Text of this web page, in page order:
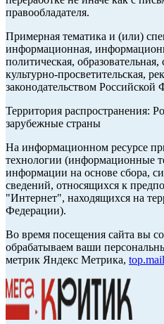
правообладателя.
Примерная тематика и (или)
информационная,
политическая, образовательная,
культурно-просветительская,
законодательством Российской
Территория распространения:
зарубежные страны
На информационном ресурсе
технологии (информационные
информации на основе сбора,
сведений, относящихся к
"Интернет", находящихся на
Федерации).
Во время посещения сайта вы
обрабатываем ваши
метрик Яндекс Метрика,